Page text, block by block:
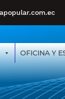
OFICINA Y